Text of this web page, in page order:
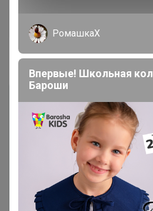
Комментарии
Чтобы написать
Это займет
РомашкаХ
Впервые! Школьная
Бароши